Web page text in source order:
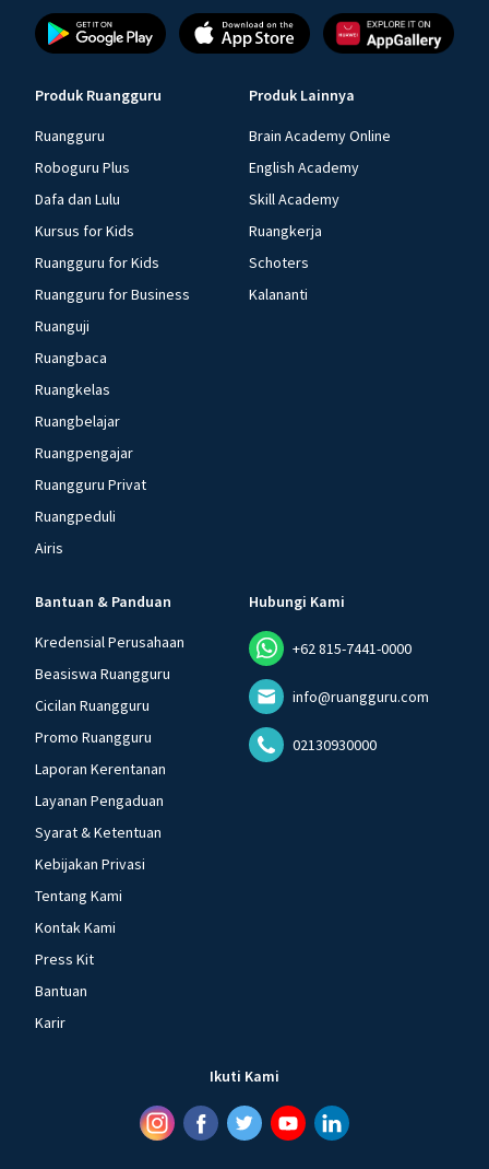
Produk Ruangguru
Ruangguru
Roboguru Plus
Dafa dan Lulu
Kursus for Kids
Ruangguru for Kids
Ruangguru for Business
Ruanguji
Ruangbaca
Ruangkelas
Ruangbelajar
Ruangpengajar
Ruangguru Privat
Ruangpeduli
Airis
Produk Lainnya
Brain Academy Online
English Academy
Skill Academy
Ruangkerja
Schoters
Kalananti
Bantuan & Panduan
Kredensial Perusahaan
Beasiswa Ruangguru
Cicilan Ruangguru
Promo Ruangguru
Laporan Kerentanan
Layanan Pengaduan
Syarat & Ketentuan
Kebijakan Privasi
Tentang Kami
Kontak Kami
Press Kit
Bantuan
Karir
Hubungi Kami
+62 815-7441-0000
info@ruangguru.com
02130930000
Ikuti Kami